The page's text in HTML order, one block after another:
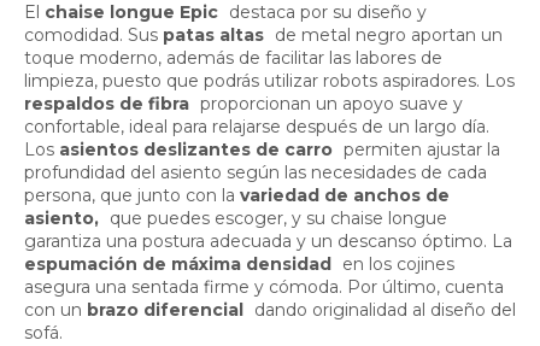
El chaise longue Epic destaca por su diseño y
comodidad. Sus patas altas de metal negro aportan un
toque moderno, además de facilitar las labores de
limpieza, puesto que podrás utilizar robots aspiradores. Los
respaldos de fibra proporcionan un apoyo suave y
confortable, ideal para relajarse después de un largo día.
Los asientos deslizantes de carro permiten ajustar la
profundidad del asiento según las necesidades de cada
persona, que junto con la variedad de anchos de
asiento, que puedes escoger, y su chaise longue
garantiza una postura adecuada y un descanso óptimo. La
espumación de máxima densidad en los cojines
asegura una sentada firme y cómoda. Por último, cuenta
con un brazo diferencial dando originalidad al diseño del
sofá.